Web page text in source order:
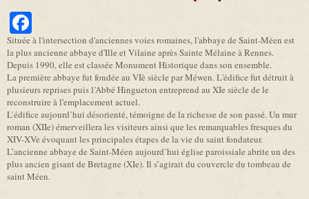
Située à l'intersection d'anciennes voies romaines, l'abbaye de Saint-Méen est
la plus ancienne abbaye d'Ille et Vilaine après Sainte Mélaine à Rennes.
Depuis 1990, elle est classée Monument Historique dans son ensemble.
La première abbaye fut fondée au VIè siècle par Méwen. L'édifice fut détruit à
plusieurs reprises puis l’Abbé Hingueton entreprend au XIe siècle de le
reconstruire à l'emplacement actuel.
L’édifice aujourd’hui désorienté, témoigne de la richesse de son passé. Un mur
roman (XIIe) émerveillera les visiteurs ainsi que les remarquables fresques du
XIV-XVe évoquant les principales étapes de la vie du saint fondateur.
L’ancienne abbaye de Saint-Méen aujourd’hui église paroissiale abrite un des
plus ancien gisant de Bretagne (XIe). Il s’agirait du couvercle du tombeau de
saint Méen.